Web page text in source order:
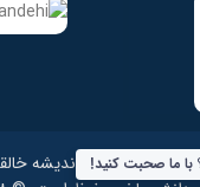
شرکت منظومه اندیشه
با ما صحبت کنید!